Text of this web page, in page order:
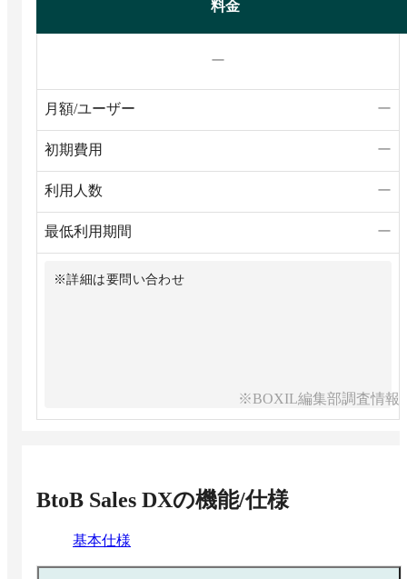
料金
ー
月額/ユーザー ー
初期費用 ー
利用人数 ー
最低利用期間 ー
※詳細は要問い合わせ
※BOXIL編集部調査情報
BtoB Sales DXの機能/仕様
基本仕様